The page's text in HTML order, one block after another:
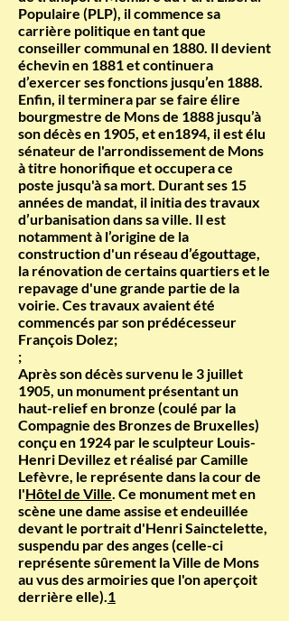
Populaire (PLP), il commence sa
carrière politique en tant que
conseiller communal en 1880. Il devient
échevin en 1881 et continuera
d’exercer ses fonctions jusqu’en 1888.
Enfin, il terminera par se faire élire
bourgmestre de Mons de 1888 jusqu’à
son décès en 1905, et en1894, il est élu
sénateur de l'arrondissement de Mons
à titre honorifique et occupera ce
poste jusqu'à sa mort. Durant ses 15
années de mandat, il initia des travaux
d’urbanisation dans sa ville. Il est
notamment à l’origine de la
construction d'un réseau d’égouttage,
la rénovation de certains quartiers et le
repavage d'une grande partie de la
voirie. Ces travaux avaient été
commencés par son prédécesseur
François Dolez;
;
Après son décès survenu le 3 juillet
1905, un monument présentant un
haut-relief en bronze (coulé par la
Compagnie des Bronzes de Bruxelles)
conçu en 1924 par le sculpteur Louis-
Henri Devillez et réalisé par Camille
Lefèvre, le représente dans la cour de
l'Hôtel de Ville. Ce monument met en
scène une dame assise et endeuillée
devant le portrait d'Henri Sainctelette,
suspendu par des anges (celle-ci
représente sûrement la Ville de Mons
au vus des armoiries que l'on aperçoit
derrière elle).1